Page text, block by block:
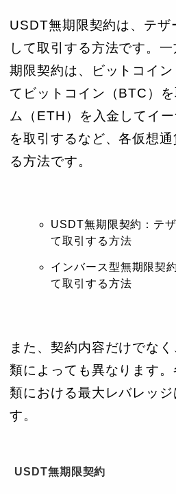
USDT無期限契約は、テ
して取引する方法です。
期限契約は、ビットコイ
てビットコイン（BTC）
ム（ETH）を入金してイ
を取引するなど、各仮想
る方法です。
USDT無期限契約：テ
て取引する方法
インバース型無期限契
て取引する方法
また、契約内容だけでな
類によっても異なります
類における最大レバレッ
す。
USDT無期限契約